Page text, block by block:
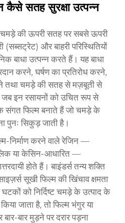
कैसे सतह सुरक्षा उत्पन्न
की ऊपरी सतह पर सबसे ऊपरी
और बाहरी परिस्थितियों
बाधा उत्पन्न करते हैं। यह बाधा
करने, घर्षण का प्रतिरोध करने,
तथा चमड़े की सतह से मज़बूती से
जब इन रसायनों को उचित रूप से
संगत फिल्म बनाते हैं जो चमड़े के
पुनः सिकुड़ जाती है।
निर्माण करने वाले रेजिन —
या केसिन-आधारित —
होते हैं। बाइंडर्स तन्य शक्ति
सूखी फिल्म की खिंचाव क्षमता
को निर्दिष्ट चमड़े के उत्पाद के
जाता है, तो फिल्म भंगुर या
बार मुड़ने पर दरार पड़ना